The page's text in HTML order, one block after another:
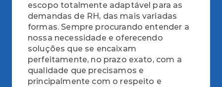
escopo totalmente adaptável para as
demandas de RH, das mais variadas
formas. Sempre procurando entender a
nossa necessidade e oferecendo
soluções que se encaixam
perfeitamente, no prazo exato, com a
qualidade que precisamos e
principalmente com o respeito e